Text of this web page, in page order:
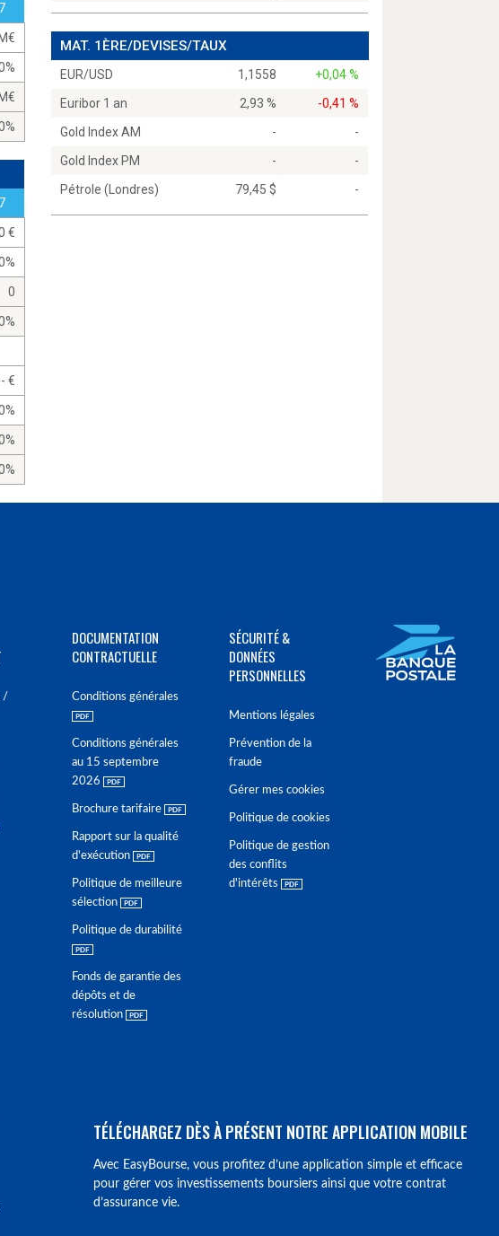
0
MAT. 1ÈRE/DEVISES/TAUX
EUR/USD 1,1558
+0,04 %
Euribor 1 an
2,93 %
-0,41 %
Gold Index AM
-
-
Gold Index PM
-
-
Pétrole (Londres)
79,45 $ -
/
DOCUMENTATION
CONTRACTUELLE
Conditions générales
Conditions générales
au 15 septembre
2026
Brochure tarifaire
Rapport sur la qualité
d'exécution
Politique de meilleure
sélection
Politique de durabilité
Fonds de garantie des
dépôts et de
résolution
SÉCURITÉ &
DONNÉES
PERSONNELLES
Mentions légales
Prévention de la
fraude
Gérer mes cookies
Politique de cookies
Politique de gestion
des conflits
d'intérêts
TÉLÉCHARGEZ DÈS À PRÉSENT NOTRE APPLICATION MOBILE
Avec EasyBourse, vous profitez d’une application simple et efficace
pour gérer vos investissements boursiers ainsi que votre contrat
d’assurance vie.